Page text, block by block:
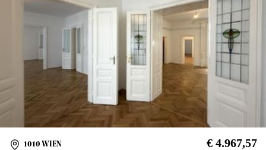
1010 WIEN € 4.967,57